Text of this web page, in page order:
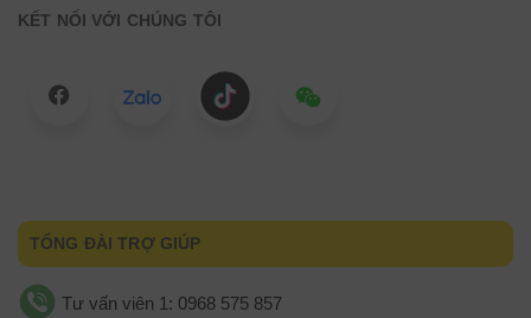
KẾT NỐI VỚI CHÚNG TÔI
TỔNG ĐÀI TRỢ GIÚP
Tư vấn viên 1: 0968 575 857